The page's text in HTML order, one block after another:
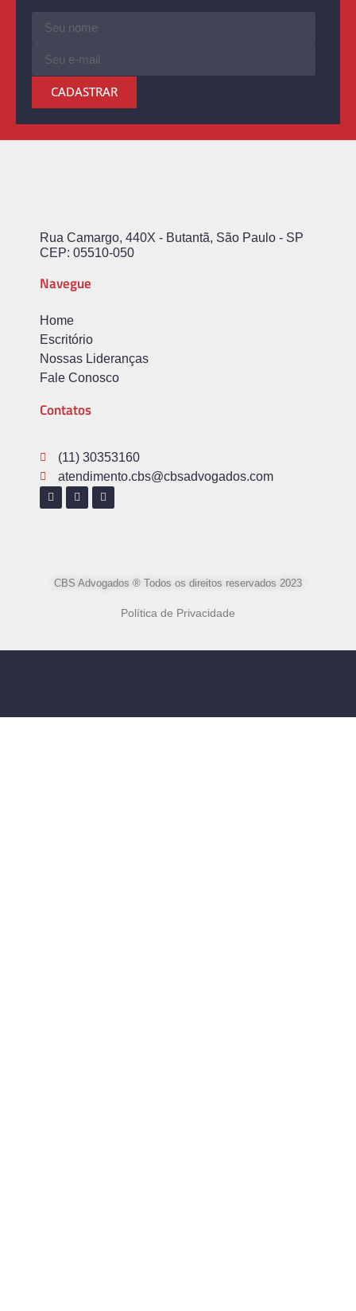
CADASTRAR
Rua Camargo, 440X - Butantã, São Paulo - SP
CEP: 05510-050
Navegue
Home
Escritório
Nossas Lideranças
Fale Conosco
Contatos
(11) 30353160
atendimento.cbs@cbsadvogados.com
CBS Advogados ® Todos os direitos reservados 2023
Política de Privacidade